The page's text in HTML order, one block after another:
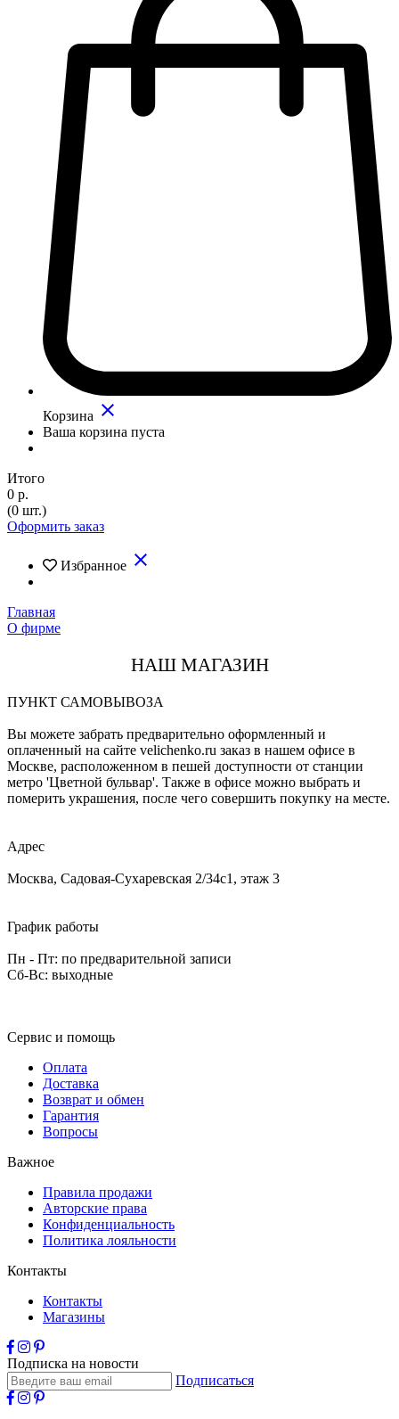
Корзина close
Ваша корзина пуста
Итого
0 р.
(0 шт.)
Оформить заказ
Избранное close
Главная
О фирме
НАШ МАГАЗИН
ПУНКТ САМОВЫВОЗА
Вы можете забрать предварительно оформленный и
оплаченный на сайте velichenko.ru заказ в нашем офисе в
Москве, расположенном в пешей доступности от станции
метро 'Цветной бульвар'. Также в офисе можно выбрать и
померить украшения, после чего совершить покупку на месте.
Адрес
Москва, Садовая-Сухаревская 2/34с1, этаж 3
График работы
Пн - Пт: по предварительной записи
Сб-Вс: выходные
Сервис и помощь
Оплата
Доставка
Возврат и обмен
Гарантия
Вопросы
Важное
Правила продажи
Авторские права
Конфиденциальность
Политика лояльности
Контакты
Контакты
Магазины
Подписка на новости
Подписаться